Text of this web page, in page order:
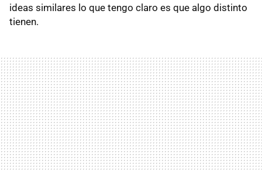
ideas similares lo que tengo claro es que algo distinto
tienen.